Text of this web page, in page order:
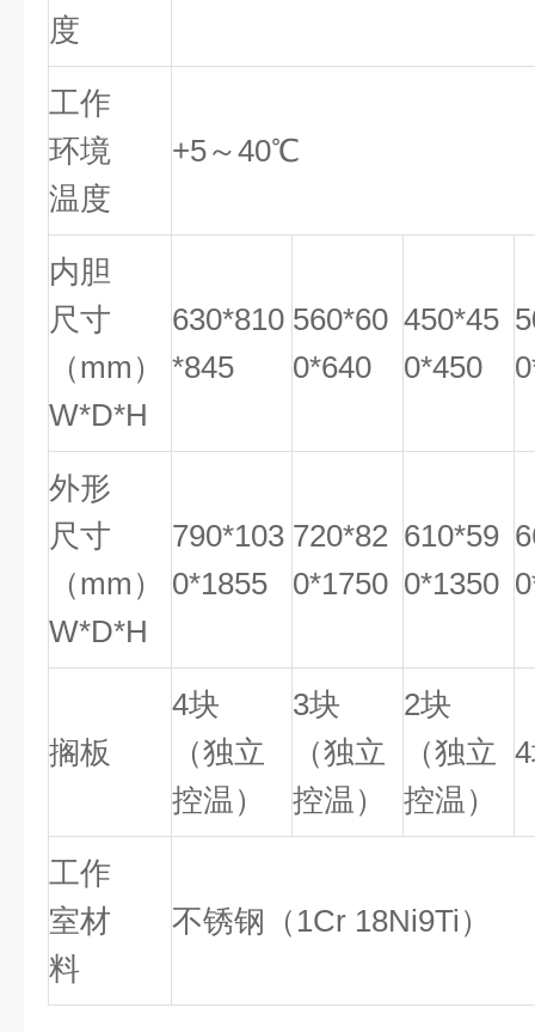
度
工作
环境
温度
+5～40℃
内胆
尺寸
（mm）
W*D*H
630*810
*845
560*60
0*640
450*45
0*450
外形
尺寸
（mm）
W*D*H
790*103
0*1855
720*82
0*1750
610*59
0*1350
搁板
4块
（独立
控温）
3块
（独立
控温）
2块
（独立
控温）
工作
室材
料
不锈钢（1Cr 18Ni9Ti）